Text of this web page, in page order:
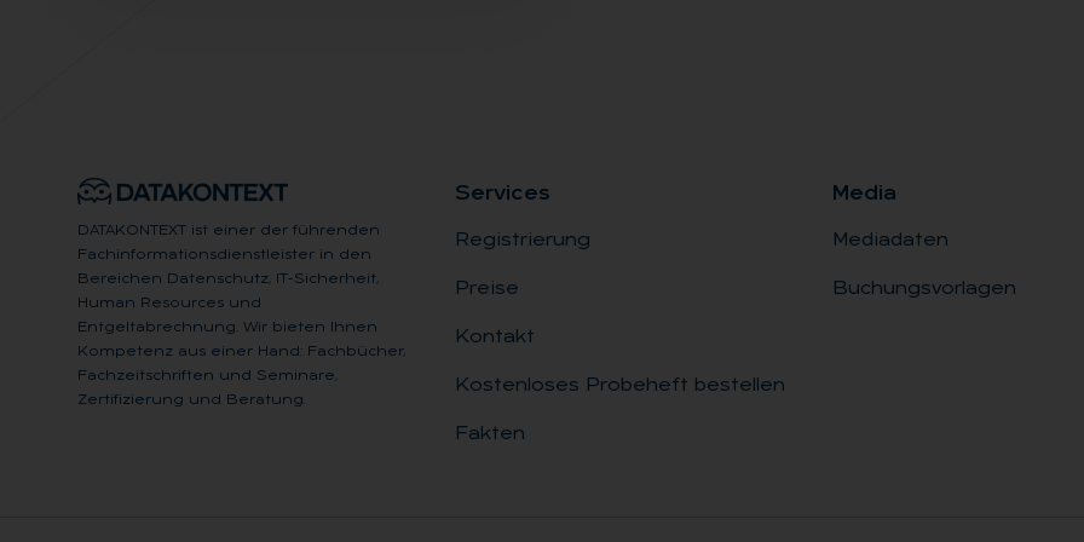
DATAKONTEXT ist einer der führenden
Fachinformationsdienstleister in den
Bereichen Datenschutz, IT-Sicherheit,
Human Resources und
Entgeltabrechnung. Wir bieten Ihnen
Kompetenz aus einer Hand: Fachbücher,
Fachzeitschriften und Seminare,
Zertifizierung und Beratung.
Ser­vices
Registrierung
Preise
Kontakt
Kostenloses Probeheft bestellen
Fakten
Me­dia
Mediadaten
Buchungsvorlagen